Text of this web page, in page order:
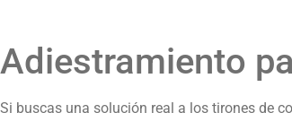
Adiestramiento
Si buscas una solución real a los tirones de